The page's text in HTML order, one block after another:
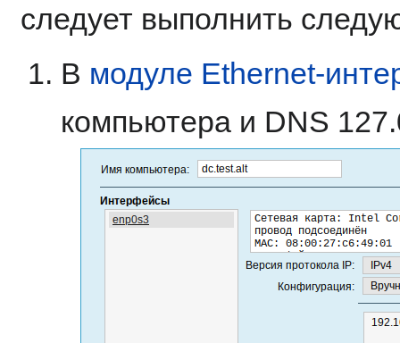
следует выполнить
В модуле Ethernet-
компьютера и DNS